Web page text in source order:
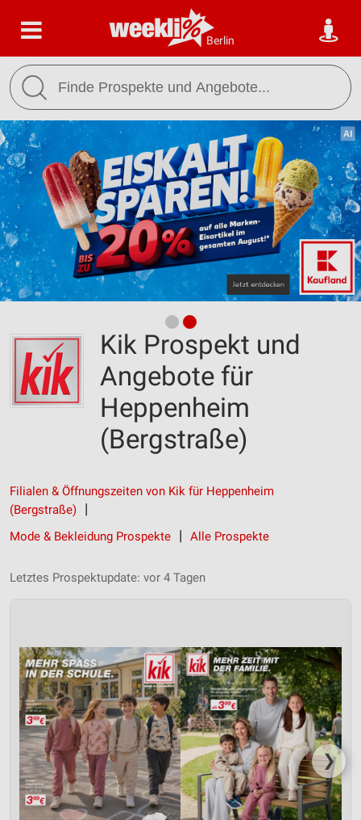
Berlin
Kik Prospekt und
Angebote für
Heppenheim
(Bergstraße)
Filialen & Öffnungszeiten von Kik für Heppenheim
(Bergstraße)
Mode & Bekleidung Prospekte
Alle Prospekte
Letztes Prospektupdate: vor 4 Tagen
❯